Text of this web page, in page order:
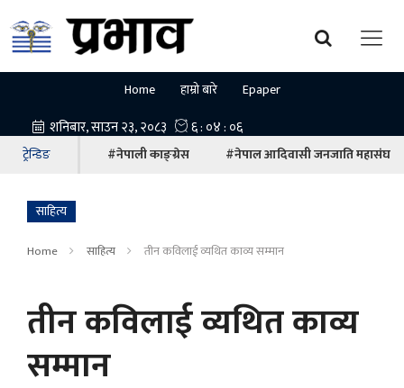
Home हाम्रो बारे Epaper
ट्रेन्डिङ #नेपाली काङ्ग्रेस #नेपाल आदिवासी जनजाति महासंघ
साहित्य
Home साहित्य तीन कविलाई व्यथित काव्य सम्मान
तीन कविलाई व्यथित काव्य
सम्मान